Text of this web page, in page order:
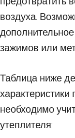
воздуха.
зажимов или
Таблица ниже
характеристики
необходимо
утеплителя: